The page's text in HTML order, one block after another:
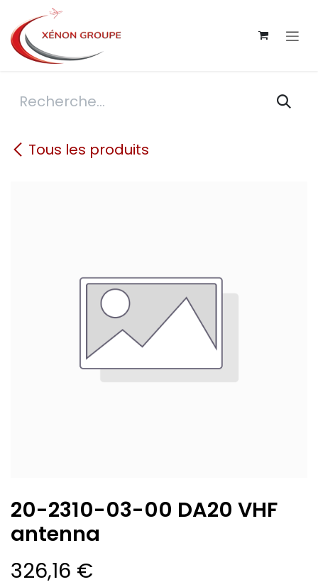
Se rendre au contenu
Tous les produits
20-2310-03-00 DA20 VHF
antenna
326,16 €